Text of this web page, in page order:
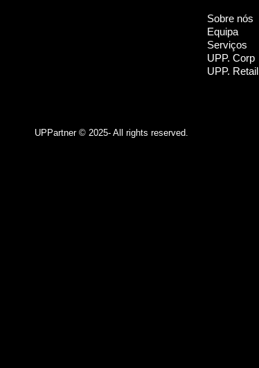
Sobre nós
Equipa
Serviços
UPP. Corp
UPP. Retail
UPPartner © 2025- All rights reserved.